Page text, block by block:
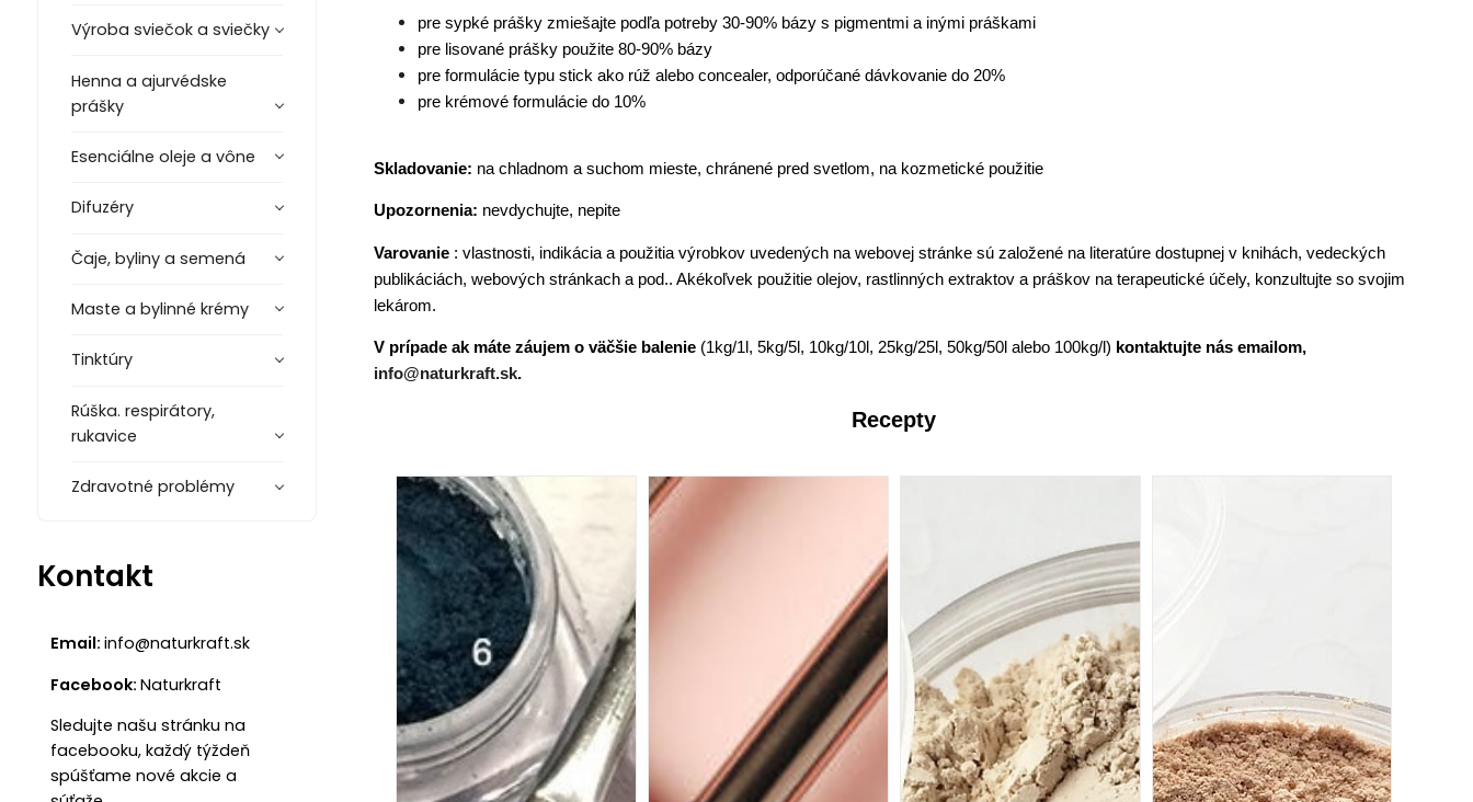
Výroba sviečok a sviečky
Henna a ajurvédske
prášky
Esenciálne oleje a vône
Difuzéry
Čaje, byliny a semená
Maste a bylinné krémy
Tinktúry
Rúška. respirátory,
rukavice
Zdravotné problémy
Kontakt
Email:info@naturkraft.sk
Facebook:Naturkraft
Sledujte našu stránku na
facebooku, každý týždeň
spúšťame nové akcie a
pre sypké prášky zmiešajte podľa potreby 30-90% bázy s pigmentmi a inými práškami
pre lisované prášky použite 80-90% bázy
pre formulácie typu stick ako rúž alebo concealer, odporúčané dávkovanie do 20%
pre krémové formulácie do 10%
Skladovanie: na chladnom a suchom mieste, chránené pred svetlom, na kozmetické použitie
Upozornenia: nevdychujte, nepite
Varovanie: vlastnosti, indikácia a použitia výrobkov uvedených na webovej stránke sú založené na literatúre dostupnej v knihách, vedeckých
publikáciách, webových stránkach a pod.. Akékoľvek použitie olejov, rastlinných extraktov a práškov na terapeutické účely, konzultujte so svojim
lekárom.
V prípade ak máte záujem o väčšie balenie(1kg/1l, 5kg/5l, 10kg/10l, 25kg/25l, 50kg/50l alebo 100kg/l) kontaktujte nás emailom,
info@naturkraft.sk.
Recepty